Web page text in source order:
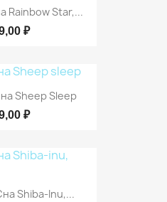
Rainbow Star,...
₽
Sheep Sleep
₽
Shiba-Inu,...